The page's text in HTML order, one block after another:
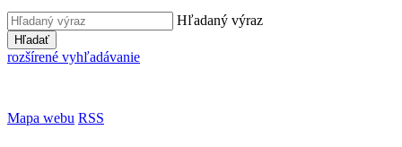
Hľadaný výraz
Hľadať
rozšírené vyhľadávanie
Mapa webu RSS